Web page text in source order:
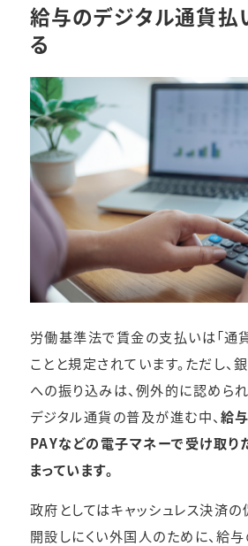
給与のデジタル通貨払
る
労働基準法で賃金の支払いは「通貨
ことと規定されています。ただし
への振り込みは、例外的に認めら
デジタル通貨の普及が進む中、 給
PAYなどの電子マネーで受け取り
まっています。
政府としてはキャッシュレス決済
開設しにくい外国人のために、給